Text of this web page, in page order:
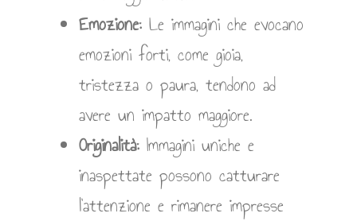
Emozione: Le immagini che evocano
emozioni forti, come gioia,
tristezza o paura, tendono ad
avere un impatto maggiore.
Originalità: Immagini uniche e
inaspettate possono catturare
l’attenzione e rimanere impresse